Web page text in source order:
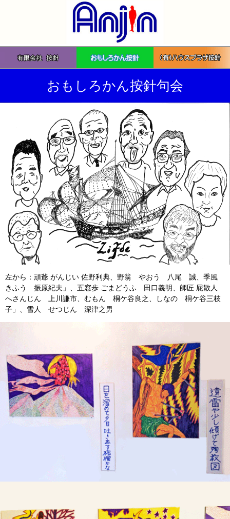
おもしろかん按針句会
左から：頑爺 がんじい 佐野利典、野翁 やおう 八尾 誠、季風
きふう 振原紀夫」、五窓歩 ごまどうふ 田口義明、師匠 屁散人
へさんじん 上川謙市、むもん 桐ケ谷良之、しなの 桐ケ谷三枝
子」、雪人 せつじん 深津之男